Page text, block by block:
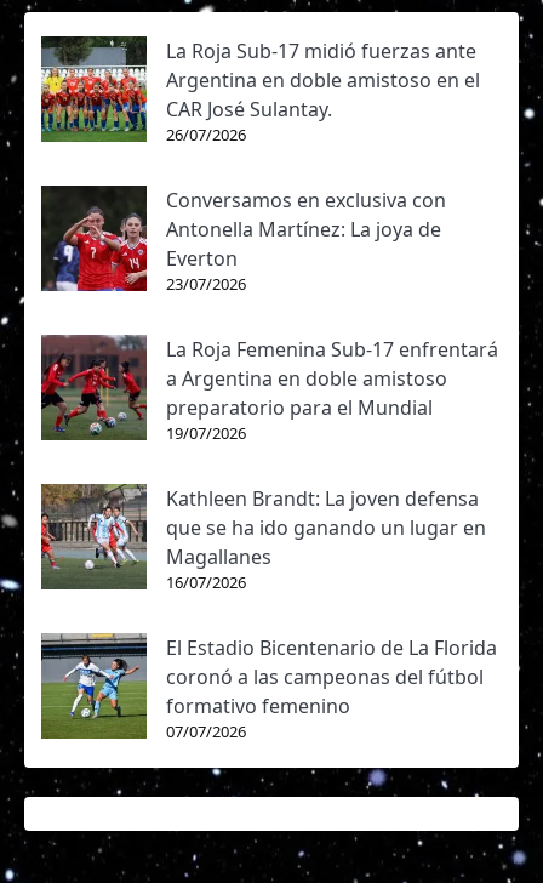
La Roja Sub-17 midió fuerzas ante
Argentina en doble amistoso en el
CAR José Sulantay.
26/07/2026
Conversamos en exclusiva con
Antonella Martínez: La joya de
Everton
23/07/2026
La Roja Femenina Sub-17 enfrentará
a Argentina en doble amistoso
preparatorio para el Mundial
19/07/2026
Kathleen Brandt: La joven defensa
que se ha ido ganando un lugar en
Magallanes
16/07/2026
El Estadio Bicentenario de La Florida
coronó a las campeonas del fútbol
formativo femenino
07/07/2026